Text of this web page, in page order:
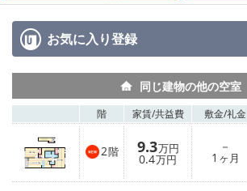
お気に入り登録
同じ建物の他の空室
階 家賃/共益費 敷金/礼金
2階 9.3万円
0.4万円
－
1 ヶ月